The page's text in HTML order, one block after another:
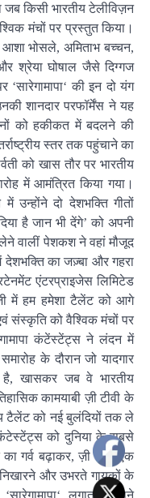
जब किसी भारतीय टेलीविज़न
मंचों पर प्रस्तुत किया।
आशा भोसले, अमिताभ बच्चन,
श्रेया घोषाल जैसे दिग्गज
की इन दो यंग
शानदार परफॉर्मेंस ने यह
को हकीकत में बदलने की
स्तर तक पहुंचाने का
को खास तौर पर भारतीय
में आमंत्रित किया गया।
उन्होंने दो देशभक्ति गीतों
है जान भी देंगे’ को अपनी
वालीं पेशकश ने वहां मौजूद
देशभक्ति का जज़्बा और गहरा
एंटरप्राइजेस लिमिटेड
में हम हमेशा टैलेंट को आगे
संस्कृति को वैश्विक मंचों पर
कंटेंस्टेंट्स ने लंदन में
के दौरान जो यादगार
है, खासकर जब वे भारतीय
कामयाबी ज़ी टीवी के
टैलेंट को नई बुलंदियों तक ले
कंटेस्टेंट्स को दुनिया के सबसे
गर्व बढ़ाकर, ज़ी टीवी एक
और उभरते गायकों के
लगातार अपने